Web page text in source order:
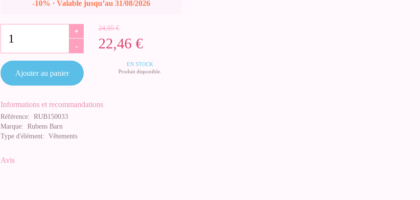
-10% · Valable jusqu’au 31/08/2026
24,95 €
22,46 €
+
-
EN STOCK
Produit disponible.
Ajouter au panier
Informations et recommandations
Référence: RUB150033
Marque: Rubens Barn
Type d'élément: Vêtements
Avis